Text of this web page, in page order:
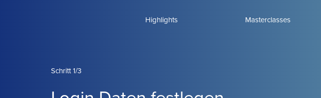
Highlights Masterclasses
Schritt 1/3